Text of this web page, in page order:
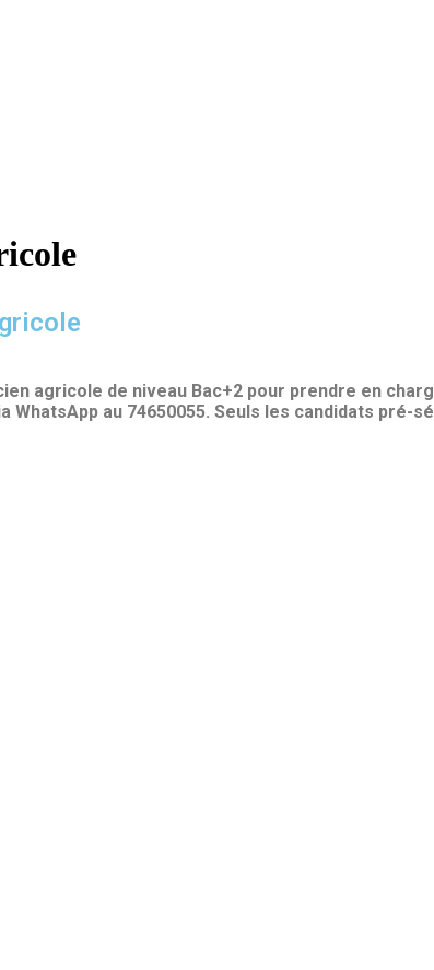
agricole de niveau Bac+2 pour prendre en
au 74650055. Seuls les candidats pré-